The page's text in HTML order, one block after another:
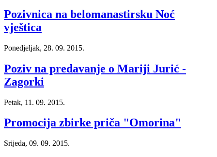
Pozivnica na belomanastirsku Noć
vještica
Ponedjeljak, 28. 09. 2015.
Poziv na predavanje o Mariji Jurić -
Zagorki
Petak, 11. 09. 2015.
Promocija zbirke priča "Omorina"
Srijeda, 09. 09. 2015.